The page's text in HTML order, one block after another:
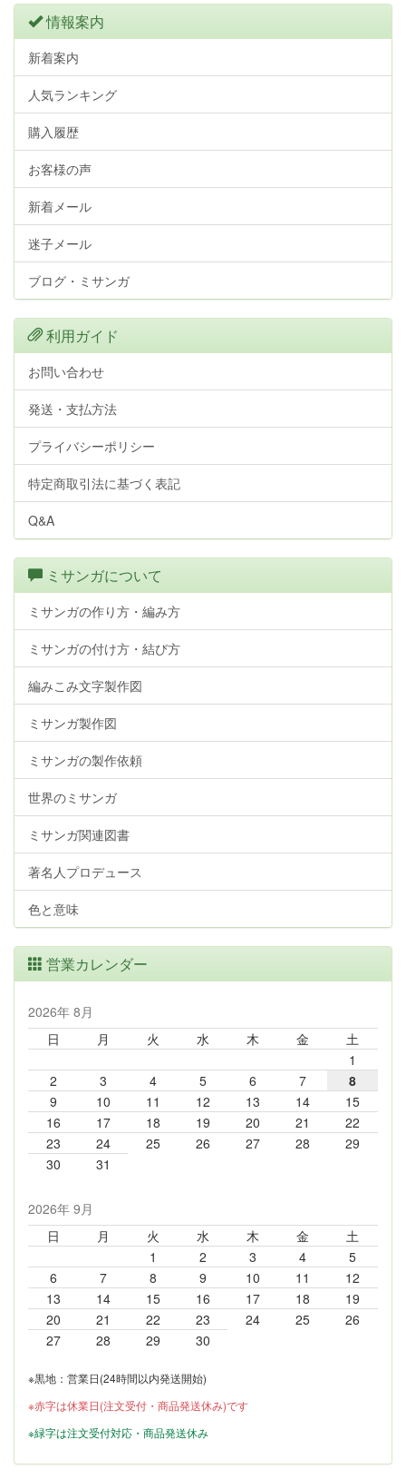
情報案内
新着案内
人気ランキング
購入履歴
お客様の声
新着メール
迷子メール
ブログ・ミサンガ
利用ガイド
お問い合わせ
発送・支払方法
プライバシーポリシー
特定商取引法に基づく表記
Q&A
ミサンガについて
ミサンガの作り方・編み方
ミサンガの付け方・結び方
編みこみ文字製作図
ミサンガ製作図
ミサンガの製作依頼
世界のミサンガ
ミサンガ関連図書
著名人プロデュース
色と意味
営業カレンダー
2026年 8月
日
月 火 水 木 金
土
1
2
3 4 5 6 7
8
9
10 11 12 13 14
15
16
17 18 19 20 21
22
23
24 25 26 27 28
29
30
31
2026年 9月
日
月 火 水 木 金
土
1
2 3 4
5
6
7 8 9 10 11
12
13
14 15 16 17 18
19
20
21 22 23 24 25
26
27
28 29 30
※黒地：営業日(24時間以内発送開始)
※赤字は休業日(注文受付・商品発送休み)です
※緑字は注文受付対応・商品発送休み